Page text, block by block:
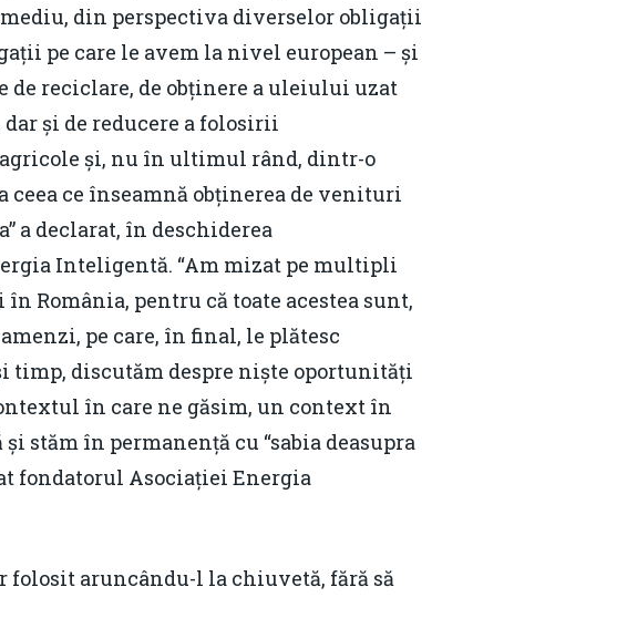
din perspectiva diverselor obligații
pe care le avem la nivel european – și
de reciclare, de obținere a uleiului uzat
și de reducere a folosirii
și, nu în ultimul rând, dintr-o
ceea ce înseamnă obținerea de venituri
a declarat, în deschiderea
Inteligentă. “Am mizat pe multipli
România, pentru că toate acestea sunt,
pe care, în final, le plătesc
timp, discutăm despre niște oportunități
în care ne găsim, un context în
stăm în permanență cu “sabia deasupra
fondatorul Asociației Energia
folosit aruncându-l la chiuvetă, fără să